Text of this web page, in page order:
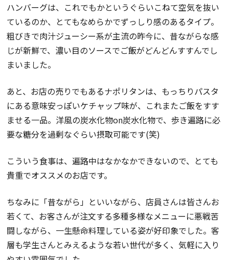
ハンバーグは、これでもかというぐらいこねて空気を抜い
ているのか、とてもなめらかでずっしり感のあるタイプ。
粗びきで肉汁ジューシー系が主流の昨今に、昔ながらな感
じが新鮮で、濃い目のソースでご飯がどんどんすすんでし
まいました。
あと、お店の売りでもあるナポリタンは、もっちりパスタ
にある意味安っぽいケチャップ味が、これまたご飯をすす
ませる一品。洋風の炭水化物on炭水化物で、歩き遍路に必
要な糖分を過剰なぐらい摂取可能です(笑)
こういう食事は、遍路中はなかなかできないので、とても
貴重でオススメのお店です。
ちなみに「昔ながら」といいながら、店員さんは皆さんお
若くて、お客さんが注文する多種多様なメニューに悪戦苦
闘しながら、一生懸命料理している姿が好印象でした。客
層も学生さんとみえるような若い世代が多く、気軽に入り